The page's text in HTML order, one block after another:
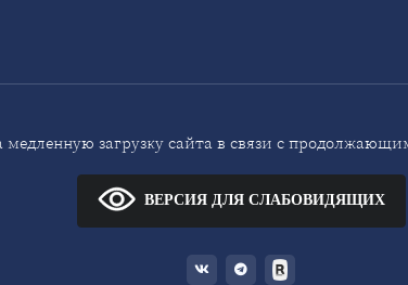
загрузку сайта в связи с
ВЕРСИЯ ДЛЯ СЛАБОВИДЯЩИХ